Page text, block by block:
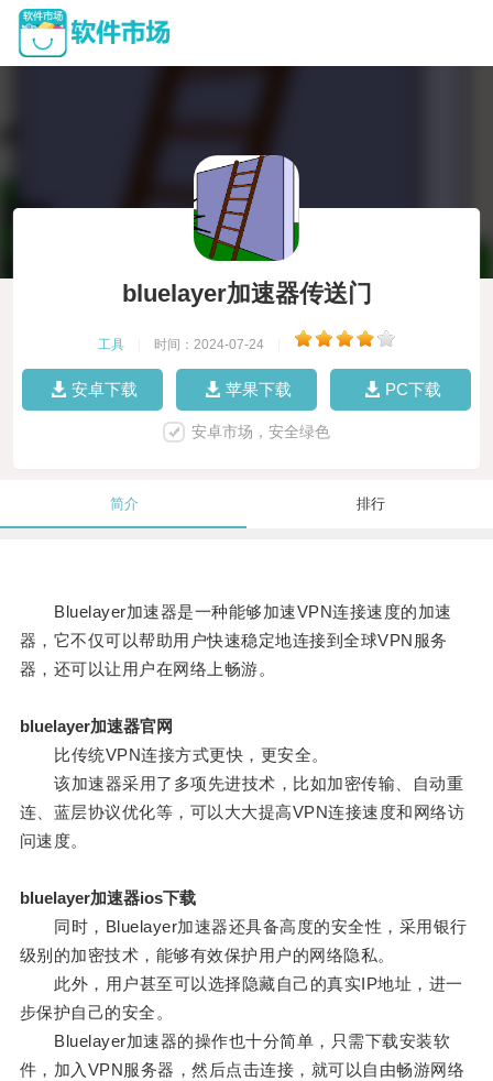
bluelayer加速器传送门
工具 时间：2024-07-24
安卓下载 苹果下载 PC下载
安卓市场，安全绿色
简介 排行
Bluelayer加速器是一种能够加速VPN连接速度的加速
器，它不仅可以帮助用户快速稳定地连接到全球VPN服务
器，还可以让用户在网络上畅游。
bluelayer加速器官网
比传统VPN连接方式更快，更安全。
该加速器采用了多项先进技术，比如加密传输、自动重
连、蓝层协议优化等，可以大大提高VPN连接速度和网络访
问速度。
bluelayer加速器ios下载
同时，Bluelayer加速器还具备高度的安全性，采用银行
级别的加密技术，能够有效保护用户的网络隐私。
此外，用户甚至可以选择隐藏自己的真实IP地址，进一
步保护自己的安全。
Bluelayer加速器的操作也十分简单，只需下载安装软
件，加入VPN服务器，然后点击连接，就可以自由畅游网络